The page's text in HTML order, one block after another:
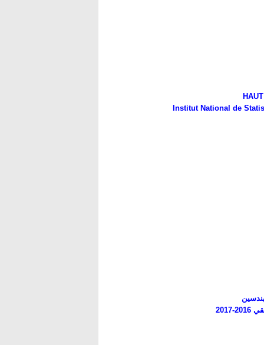
Institut National de
2017